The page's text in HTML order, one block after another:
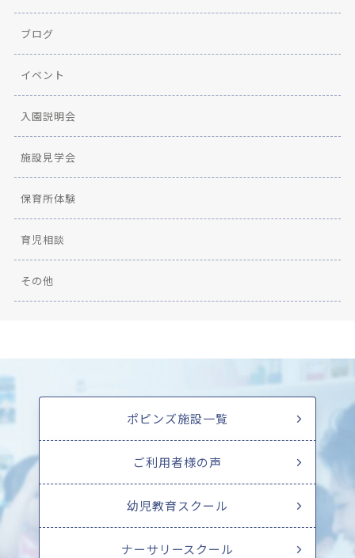
ブログ
イベント
入園説明会
施設見学会
保育所体験
育児相談
その他
ポピンズ施設一覧
ご利用者様の声
幼児教育スクール
ナーサリースクール